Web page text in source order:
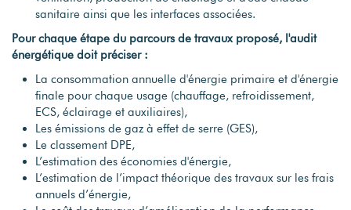
sanitaire ainsi que les interfaces associées.
Pour chaque étape du parcours de travaux proposé, l'audit
énergétique doit préciser :
La consommation annuelle d'énergie primaire et d'énergie
finale pour chaque usage (chauffage, refroidissement,
ECS, éclairage et auxiliaires),
Les émissions de gaz à effet de serre (GES),
Le classement DPE,
L’estimation des économies d'énergie,
L’estimation de l’impact théorique des travaux sur les frais
annuels d’énergie,